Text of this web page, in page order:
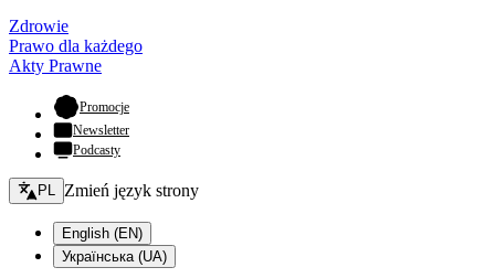
Zdrowie
Prawo dla każdego
Akty Prawne
Promocje- otwiera się w nowej karcie
Newsletter
Podcasty
Zmień język - bieżący:
PL Zmień język strony
English (EN)
Українська (UA)